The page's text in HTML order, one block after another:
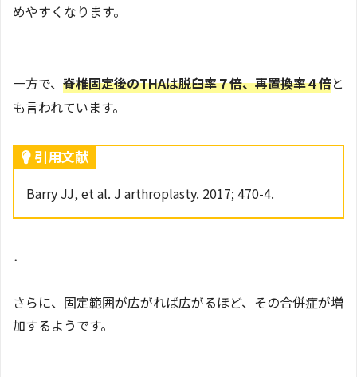
めやすくなります。
一方で、 脊椎固定後のTHAは脱臼率７倍、再置換率４倍と
も言われています。
引用文献
Barry JJ, et al. J arthroplasty. 2017; 470-4.
．
さらに、固定範囲が広がれば広がるほど、その合併症が増
加するようです。